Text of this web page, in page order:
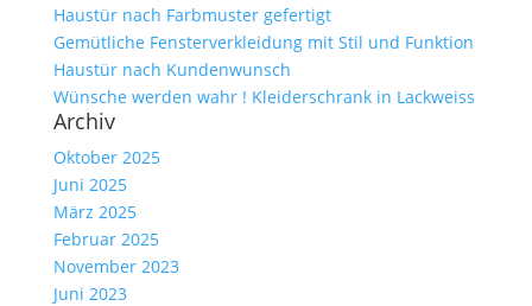
Haustür nach Farbmuster gefertigt
Gemütliche Fensterverkleidung mit Stil und Funktion
Haustür nach Kundenwunsch
Wünsche werden wahr ! Kleiderschrank in Lackweiss
Archiv
Oktober 2025
Juni 2025
März 2025
Februar 2025
November 2023
Juni 2023